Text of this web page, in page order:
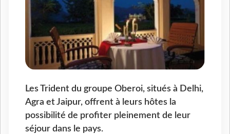
Les Trident du groupe Oberoi, situés à Delhi,
Agra et Jaipur, offrent à leurs hôtes la
possibilité de profiter pleinement de leur
séjour dans le pays.